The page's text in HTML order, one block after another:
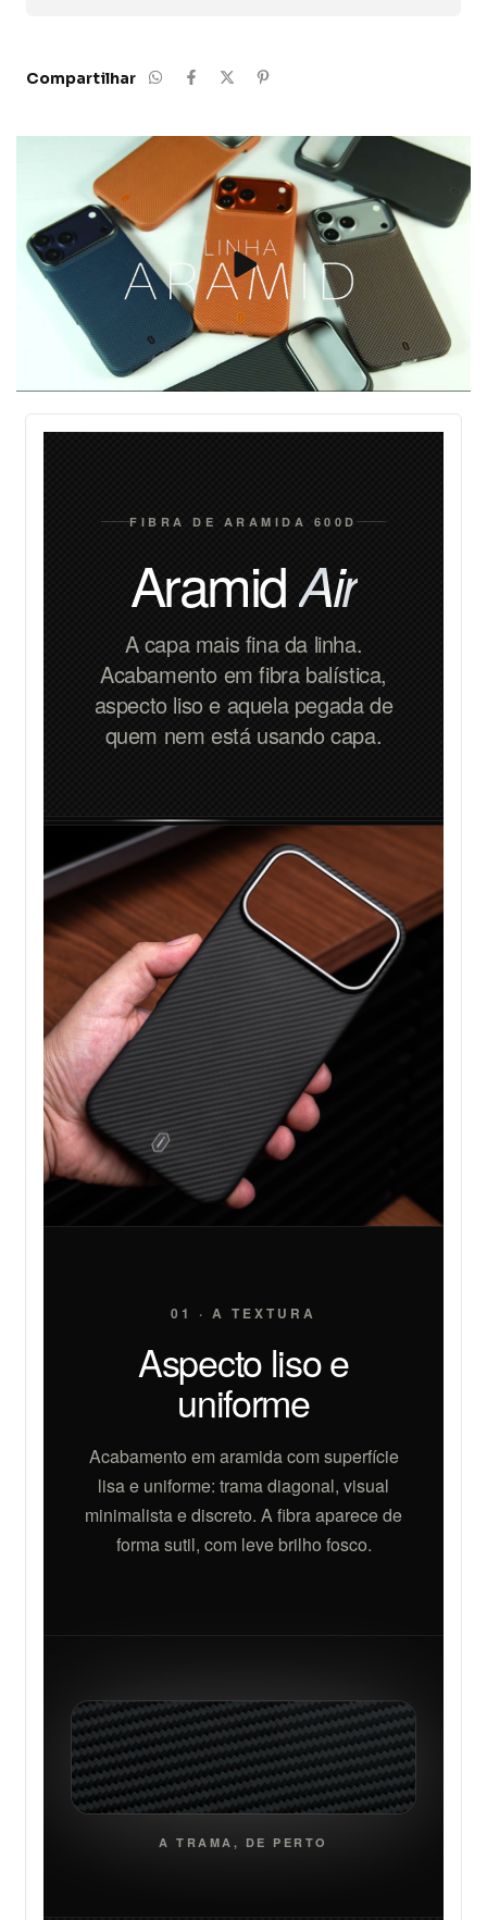
Compartilhar
FIBRA DE ARAMIDA 600D
AramidAir
A capa mais fina da linha.
Acabamento em fibra balística,
aspecto liso e aquela pegada de
quem nem está usando capa.
01 · A TEXTURA
Aspecto liso e
uniforme
Acabamento em aramida com superfície
lisa e uniforme: trama diagonal, visual
minimalista e discreto. A fibra aparece de
forma sutil, com leve brilho fosco.
A TRAMA, DE PERTO